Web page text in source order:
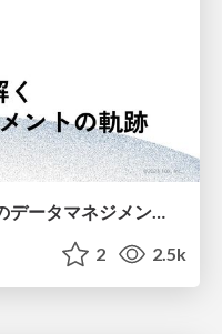
アセスメントで紐解く、10Xのデータマネジメントの軌跡
2 2.5k